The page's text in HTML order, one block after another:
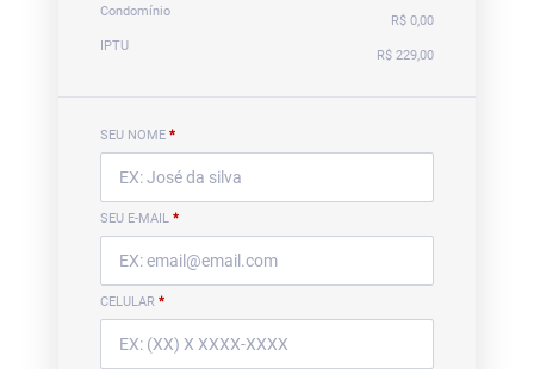
Condomínio
R$ 0,00
IPTU
R$ 229,00
SEU NOME *
SEU E-MAIL *
CELULAR *